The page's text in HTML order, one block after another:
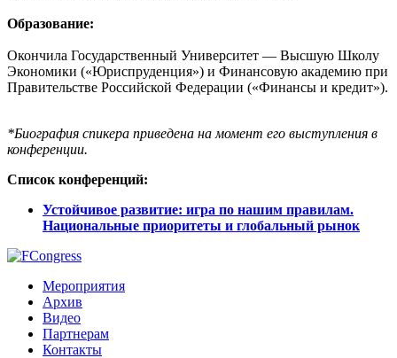
Образование:
Окончила Государственный Университет — Высшую Школу
Экономики («Юриспруденция») и Финансовую академию при
Правительстве Российской Федерации («Финансы и кредит»).
*Биография спикера приведена на момент его выступления в
конференции.
Список конференций:
Устойчивое развитие: игра по нашим правилам.
Национальные приоритеты и глобальный рынок
Мероприятия
Архив
Видео
Партнерам
Контакты